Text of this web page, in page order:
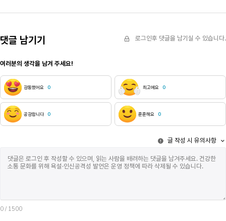
댓글 남기기 로그인후 댓글을 남기실 수 있습니다.
여러분의 생각을 남겨 주세요!
감동했어요 0 최고에요 0
공감합니다 0 훈훈해요 0
글 작성 시 유의사항
0 / 1500